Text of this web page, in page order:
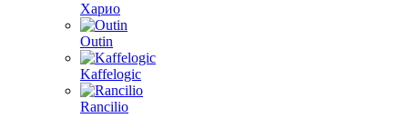
Харио
Outin
Kaffelogic
Rancilio